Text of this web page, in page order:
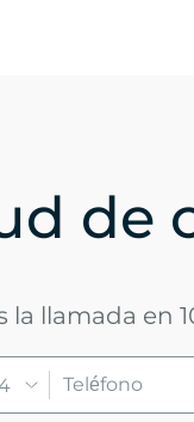
de
la llamada en